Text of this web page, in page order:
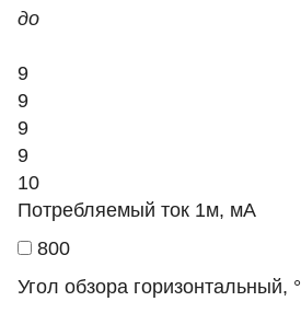
до
9
9
9
9
10
Потребляемый ток 1м, мА
800
Угол обзора горизонтальный, °